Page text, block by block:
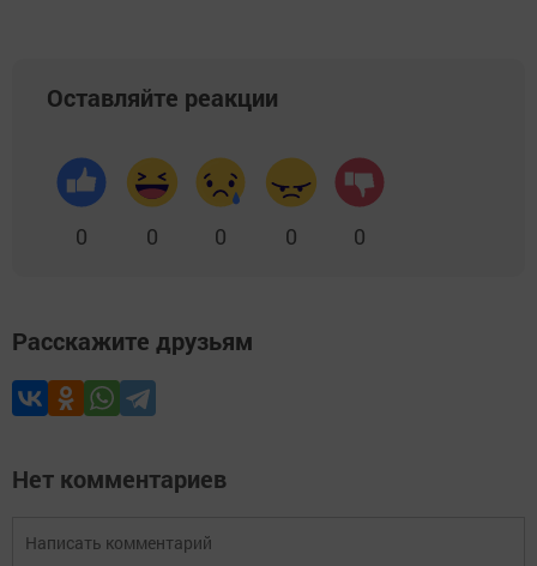
Оставляйте реакции
0 0 0 0 0
Расскажите друзьям
Нет комментариев